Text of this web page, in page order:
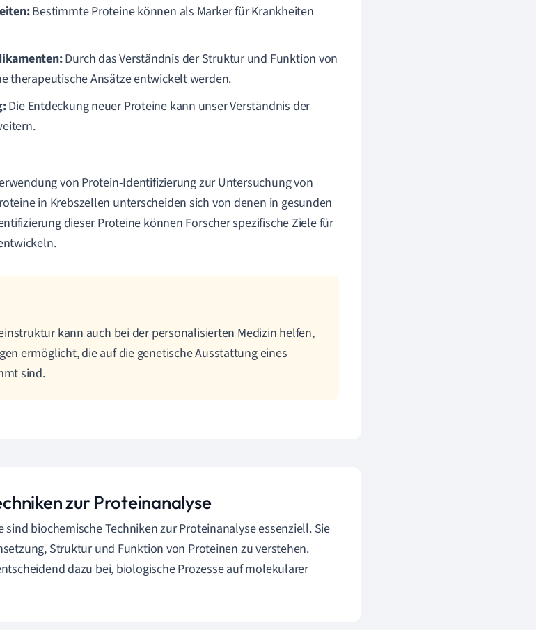
Bestimmte Proteine können als Marker für Krankheiten
Durch das Verständnis der Struktur und Funktion von
therapeutische Ansätze entwickelt werden.
Die Entdeckung neuer Proteine kann unser Verständnis der
von Protein-Identifizierung zur Untersuchung von
in Krebszellen unterscheiden sich von denen in gesunden
dieser Proteine können Forscher spezifische Ziele für
kann auch bei der personalisierten Medizin helfen,
ermöglicht, die auf die genetische Ausstattung eines
sind.
zur Proteinanalyse
biochemische Techniken zur Proteinanalyse essenziell. Sie
Struktur und Funktion von Proteinen zu verstehen.
dazu bei, biologische Prozesse auf molekularer